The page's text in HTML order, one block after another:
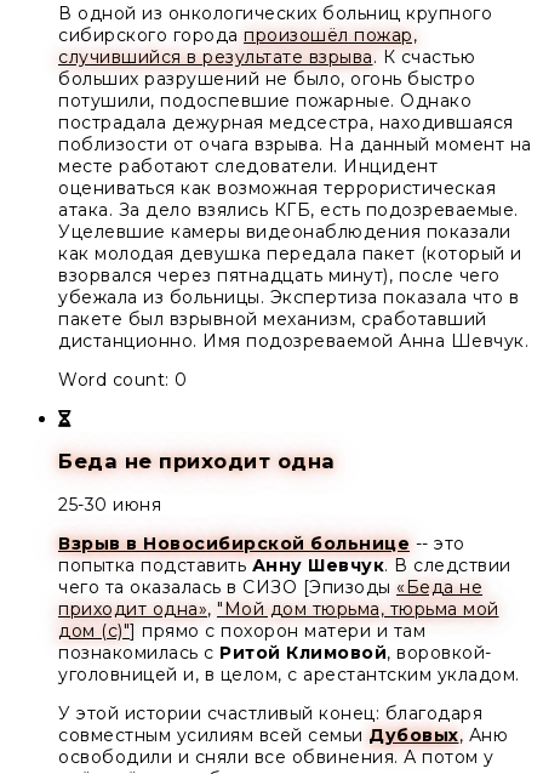
В одной из онкологических больниц крупного
сибирского города произошёл пожар,
случившийся в результате взрыва. К счастью
больших разрушений не было, огонь быстро
потушили, подоспевшие пожарные. Однако
пострадала дежурная медсестра, находившаяся
поблизости от очага взрыва. На данный момент на
месте работают следователи. Инцидент
оцениваться как возможная террористическая
атака. За дело взялись КГБ, есть подозреваемые.
Уцелевшие камеры видеонаблюдения показали
как молодая девушка передала пакет (который и
взорвался через пятнадцать минут), после чего
убежала из больницы. Экспертиза показала что в
пакете был взрывной механизм, сработавший
дистанционно. Имя подозреваемой Анна Шевчук.
Word count: 0
Беда не приходит одна
25-30 июня
Взрыв в Новосибирской больнице -- это
попытка подставитьАнну Шевчук. В следствии
чего та оказалась в СИЗО [Эпизоды «Беда не
приходит одна», "Мой дом тюрьма, тюрьма мой
дом (с)"] прямо с похорон матери и там
познакомилась с Ритой Климовой, воровкой-
уголовницей и, в целом, с арестантским укладом.
У этой истории счастливый конец: благодаря
совместным усилиям всей семьи Дубовых, Аню
освободили и сняли все обвинения. А потом у